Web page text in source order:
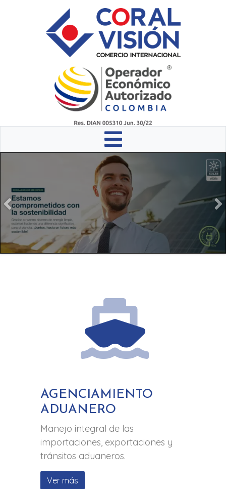
AGENCIAMIENTO
ADUANERO
Manejo integral de las
importaciones, exportaciones y
tránsitos aduaneros.
Ver más